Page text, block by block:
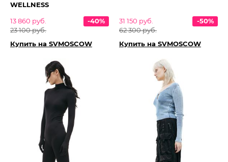
WELLNESS
13 860 руб.
23 100 руб.
-40%
Купить на SVMOSCOW
31 150 руб.
62 300 руб.
-50%
Купить на SVMOSCOW